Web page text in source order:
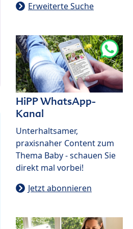
Erweiterte Suche
HiPP WhatsApp-
Kanal
Unterhaltsamer,
praxisnaher Content zum
Thema Baby - schauen Sie
direkt mal vorbei!
Jetzt abonnieren